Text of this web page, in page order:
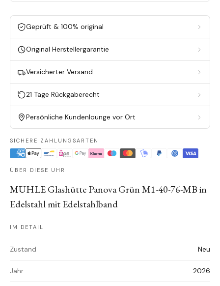
Geprüft & 100% original
Original Herstellergarantie
Versicherter Versand
21 Tage Rückgaberecht
Persönliche Kundenlounge vor Ort
SICHERE ZAHLUNGSARTEN
ÜBER DIESE UHR
MÜHLE Glashütte Panova Grün M1-40-76-MB in
Edelstahl mit Edelstahlband
IM DETAIL
Zustand Neu
Jahr 2026